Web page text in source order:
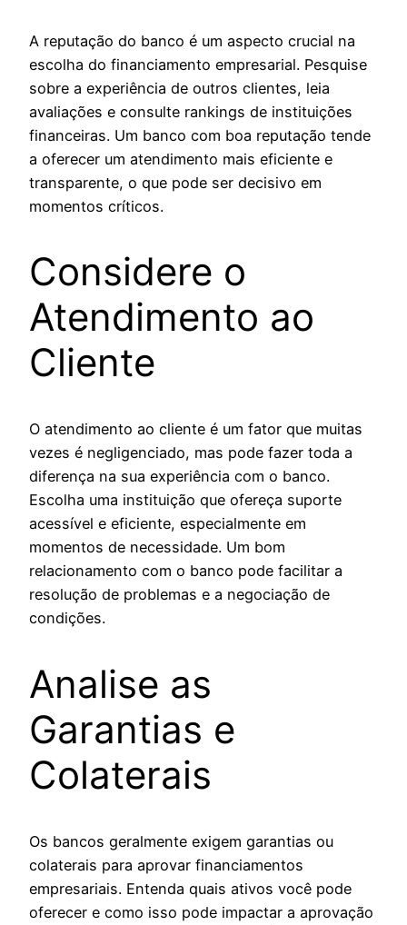
A reputação do banco é um aspecto crucial na
escolha do financiamento empresarial. Pesquise
sobre a experiência de outros clientes, leia
avaliações e consulte rankings de instituições
financeiras. Um banco com boa reputação tende
a oferecer um atendimento mais eficiente e
transparente, o que pode ser decisivo em
momentos críticos.
Considere o
Atendimento ao
Cliente
O atendimento ao cliente é um fator que muitas
vezes é negligenciado, mas pode fazer toda a
diferença na sua experiência com o banco.
Escolha uma instituição que ofereça suporte
acessível e eficiente, especialmente em
momentos de necessidade. Um bom
relacionamento com o banco pode facilitar a
resolução de problemas e a negociação de
condições.
Analise as
Garantias e
Colaterais
Os bancos geralmente exigem garantias ou
colaterais para aprovar financiamentos
empresariais. Entenda quais ativos você pode
oferecer e como isso pode impactar a aprovação